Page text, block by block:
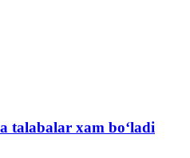
talabalar xam boʻladi